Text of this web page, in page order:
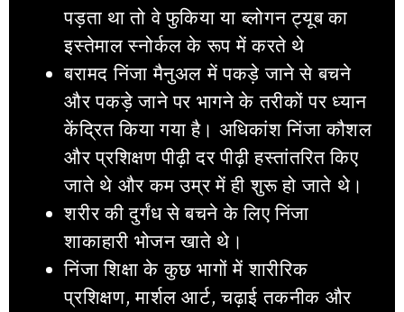
पड़ता था तो वे फुकिया या ब्लोगन ट्यूब का
इस्तेमाल स्नोर्कल के रूप में करते थे
बरामद निंजा मैनुअल में पकड़े जाने से बचने
और पकड़े जाने पर भागने के तरीकों पर ध्यान
केंद्रित किया गया है। अधिकांश निंजा कौशल
और प्रशिक्षण पीढ़ी दर पीढ़ी हस्तांतरित किए
जाते थे और कम उम्र में ही शुरू हो जाते थे।
शरीर की दुर्गंध से बचने के लिए निंजा
शाकाहारी भोजन खाते थे।
निंजा शिक्षा के कुछ भागों में शारीरिक
प्रशिक्षण, मार्शल आर्ट, चढ़ाई तकनीक और